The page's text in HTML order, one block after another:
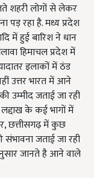
शहरी लोगों से लेकर
पड़ रहा है. मध्य प्रदेश
में हुई बारिश ने धान
हिमाचल प्रदेश में
इलाकों में ठंड
उत्तर भारत में आने
उम्मीद जताई जा रही
के कई भागों में
छत्तीसगढ़ में कुछ
जताई जा रही
जानते है आने वाले